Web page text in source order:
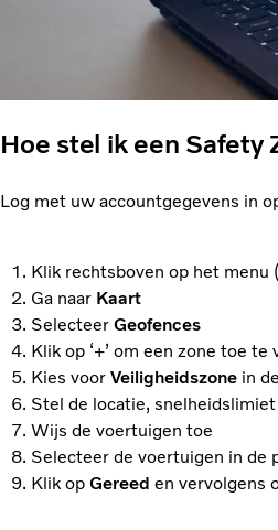
Hoe stel ik een Safety
Log met uw accountgegevens in
Klik rechtsboven op het menu
Ga naar Kaart
Selecteer Geofences
Klik op ‘+’ om een zone toe te
Kies voor Veiligheidszonein
Stel de locatie, snelheidslimiet
Wijs de voertuigen toe
Selecteer de voertuigen in de
Klik op Gereed en vervolgens